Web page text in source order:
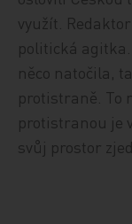
využít.
politická
něco natočila,
protistraně. To
protistranou je
svůj prostor